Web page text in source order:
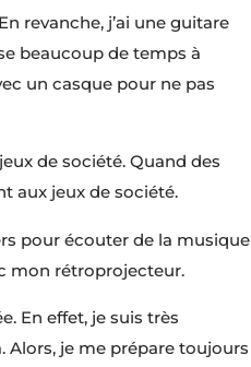
revanche, j’ai une guitare
beaucoup de temps à
un casque pour ne pas
de société. Quand des
aux jeux de société.
pour écouter de la musique
mon rétroprojecteur.
En effet, je suis très
Alors, je me prépare toujours